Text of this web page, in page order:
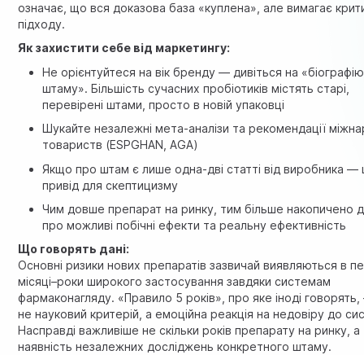
означає, що вся доказова база «куплена», але вимагає
підходу.
Як захистити себе від маркетингу:
Не орієнтуйтеся на вік бренду — дивіться на «біографію
штаму». Більшість сучасних пробіотиків містять старі,
перевірені штами, просто в новій упаковці
Шукайте незалежні мета-аналізи та рекомендації
товариств (ESPGHAN, AGA)
Якщо про штам є лише одна-дві статті від виробника —
привід для скептицизму
Чим довше препарат на ринку, тим більше накопичено
про можливі побічні ефекти та реальну ефективність
Що говорять дані:
Основні ризики нових препаратів зазвичай виявляються в
місяці–роки широкого застосування завдяки системам
фармаконагляду. «Правило 5 років», про яке іноді
не науковий критерій, а емоційна реакція на недовіру до
Насправді важливіше не скільки років препарату на ринку, а
наявність незалежних досліджень конкретного штаму.